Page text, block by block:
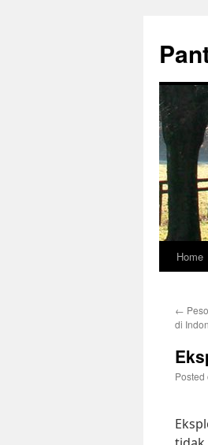
content
Home
←
di
Posted